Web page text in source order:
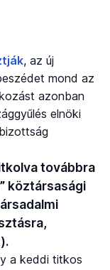
, az új
mond az
azonban
elnöki
továbbra
köztársasági
a keddi titkos